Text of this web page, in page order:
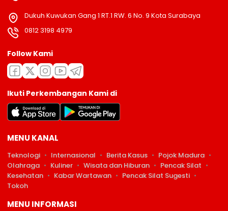
Dukuh Kuwukan Gang 1 RT.1 RW. 6 No. 9 Kota Surabaya
0812 3198 4979
Follow Kami
Ikuti Perkembangan Kami di
MENU KANAL
Teknologi Internasional Berita Kasus
Pojok Madura
Olahraga
Kuliner Wisata dan Hiburan
Pencak Silat
Kesehatan
Kabar Wartawan
Pencak Silat Sugesti
Tokoh
MENU INFORMASI